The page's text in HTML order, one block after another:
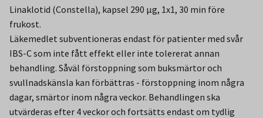
Linaklotid (Constella), kapsel 290 µg, 1x1, 30 min före
frukost.
Läkemedlet subventioneras endast för patienter med svår
IBS-C som inte fått effekt eller inte tolererat annan
behandling. Såväl förstoppning som buksmärtor och
svullnadskänsla kan förbättras - förstoppning inom några
dagar, smärtor inom några veckor. Behandlingen ska
utvärderas efter 4 veckor och fortsätts endast om tydlig